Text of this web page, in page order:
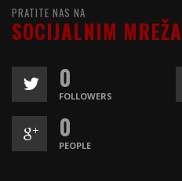
PRATITE NAS NA
SOCIJALNIM
0
FOLLOWERS
0
PEOPLE